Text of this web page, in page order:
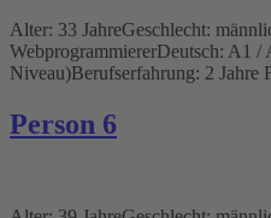
Alter: 33 JahreGeschlecht:
WebprogrammiererDeutsch: A1
Niveau)Berufserfahrung: 2 Jahre
Person 6